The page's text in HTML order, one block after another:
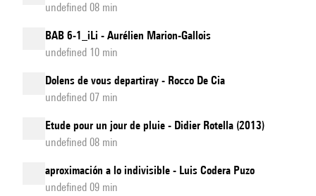
undefined 08 min
BAB 6-1_iLi - Aurélien Marion-Gallois
undefined 10 min
Dolens de vous departiray - Rocco De Cia
undefined 07 min
Etude pour un jour de pluie - Didier Rotella (2013)
undefined 08 min
aproximación a lo indivisible - Luis Codera Puzo
undefined 09 min